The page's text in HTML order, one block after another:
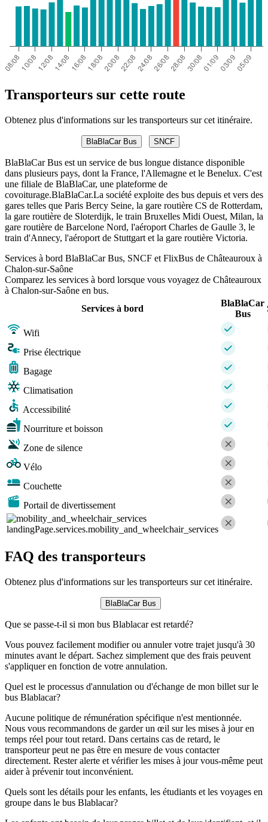
Transporteurs sur cette route
Obtenez plus d'informations sur les transporteurs sur cet itinéraire.
BlaBlaCar Bus SNCF
BlaBlaCar Bus est un service de bus longue distance disponible
dans plusieurs pays, dont la France, l'Allemagne et le Benelux. C'est
une filiale de BlaBlaCar, une plateforme de
covoiturage.BlaBlaCar.La société exploite des bus depuis et vers des
gares telles que Paris Bercy Seine, la gare routière CS de Rotterdam,
la gare routière de Sloterdijk, le train Bruxelles Midi Ouest, Milan, la
gare routière de Barcelone Nord, l'aéroport Charles de Gaulle 3, le
train d'Annecy, l'aéroport de Stuttgart et la gare routière Victoria.
Services à bord BlaBlaCar Bus, SNCF et FlixBus de Châteauroux à
Chalon-sur-Saône
Comparez les services à bord lorsque vous voyagez de Châteauroux
à Chalon-sur-Saône en bus.
Services à bord
BlaBlaCar
Bus
Wifi
Prise électrique
Bagage
Climatisation
Accessibilité
Nourriture et boisson
Zone de silence
Vélo
Couchette
Portail de divertissement
landingPage.services.mobility_and_wheelchair_services
FAQ des transporteurs
Obtenez plus d'informations sur les transporteurs sur cet itinéraire.
BlaBlaCar Bus
Que se passe-t-il si mon bus Blablacar est retardé?
Vous pouvez facilement modifier ou annuler votre trajet jusqu'à 30
minutes avant le départ. Sachez simplement que des frais peuvent
s'appliquer en fonction de votre annulation.
Quel est le processus d'annulation ou d'échange de mon billet sur le
bus Blablacar?
Aucune politique de rémunération spécifique n'est mentionnée.
Nous vous recommandons de garder un œil sur les mises à jour en
temps réel pour tout retard. Dans certains cas de retard, le
transporteur peut ne pas être en mesure de vous contacter
directement. Rester alerte et vérifier les mises à jour vous-même peut
aider à prévenir tout inconvénient.
Quels sont les détails pour les enfants, les étudiants et les voyages en
groupe dans le bus Blablacar?